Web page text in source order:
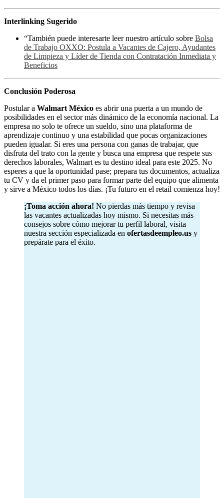
Interlinking Sugerido
“También puede interesarte leer nuestro artículo sobre Bolsa
de Trabajo OXXO: Postula a Vacantes de Cajero, Ayudantes
de Limpieza y Líder de Tienda con Contratación Inmediata y
Beneficios
Conclusión Poderosa
Postular a Walmart México es abrir una puerta a un mundo de
posibilidades en el sector más dinámico de la economía nacional. La
empresa no solo te ofrece un sueldo, sino una plataforma de
aprendizaje continuo y una estabilidad que pocas organizaciones
pueden igualar. Si eres una persona con ganas de trabajar, que
disfruta del trato con la gente y busca una empresa que respete sus
derechos laborales, Walmart es tu destino ideal para este 2025. No
esperes a que la oportunidad pase; prepara tus documentos, actualiza
tu CV y da el primer paso para formar parte del equipo que alimenta
y sirve a México todos los días. ¡Tu futuro en el retail comienza hoy!
¡Toma acción ahora! No pierdas más tiempo y revisa
las vacantes actualizadas hoy mismo. Si necesitas más
consejos sobre cómo mejorar tu perfil laboral, visita
nuestra sección especializada en ofertasdeempleo.us y
prepárate para el éxito.